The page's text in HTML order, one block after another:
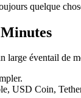
quelque
éventail de
USD Coin,